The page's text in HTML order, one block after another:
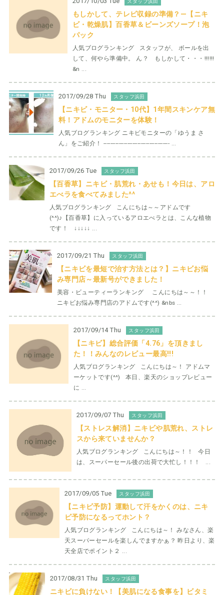
もしかして、テレビ収録の準備？—【ニキ
ビ・乾燥肌】百香草＆ビーンズソープ！泡
パック
人気ブログランキング スタッフが、 ボールを出
して、何やら準備中。 ん？ もしかして・・・!!!!!!
&n ...
2017/09/28 Thu スタッフ浜田
【ニキビ・モニター・10代】1年間スキンケア無
料！アドムのモニターを体験！
人気ブログランキング ニキビモニターの「ゆうま さ
ん」をご紹介！ --------------------------------------- ...
2017/09/26 Tue スタッフ浜田
【百香草】ニキビ・肌荒れ・あせも！今日は、アロ
エべラを食べてみました^^
人気ブログランキング こんにちは～～アドムです
(^^)♪【百香草】に入っているアロエべラとは、こんな植物
です！ ↓↓↓↓↓ ...
2017/09/21 Thu スタッフ浜田
【ニキビを最短で治す方法とは？】ニキビお悩
み専門店～最新号ができました！
美容・ビューティーランキング こんにちは～～！！
ニキビお悩み専門店のアドムです(^^) &nbs ...
2017/09/14 Thu スタッフ浜田
【ニキビ】総合評価「4.76」を頂きまし
た！！みんなのレビュー最高!!!
人気ブログランキング こんにちは～！ アドムマ
ーケットです(^^) 本日、楽天のショップレビュー
に ...
2017/09/07 Thu スタッフ浜田
【ストレス解消】ニキビや肌荒れ、ストレ
スから来ていませんか？
人気ブログランキング こんにちは～！！ 今日
は、スーパーセール後の出荷で大忙し！！！ ...
2017/09/05 Tue スタッフ浜田
【ニキビ予防】運動して汗をかくのは、ニキ
ビ予防になるってホント？
人気ブログランキング こんにちは～！ みなさん、楽
天スーパーセールを楽しんでますかぁ？ 昨日より、楽
天全店でポイント２ ...
2017/08/31 Thu スタッフ浜田
ニキビに負けない！【美肌になる食事を】ビタミ